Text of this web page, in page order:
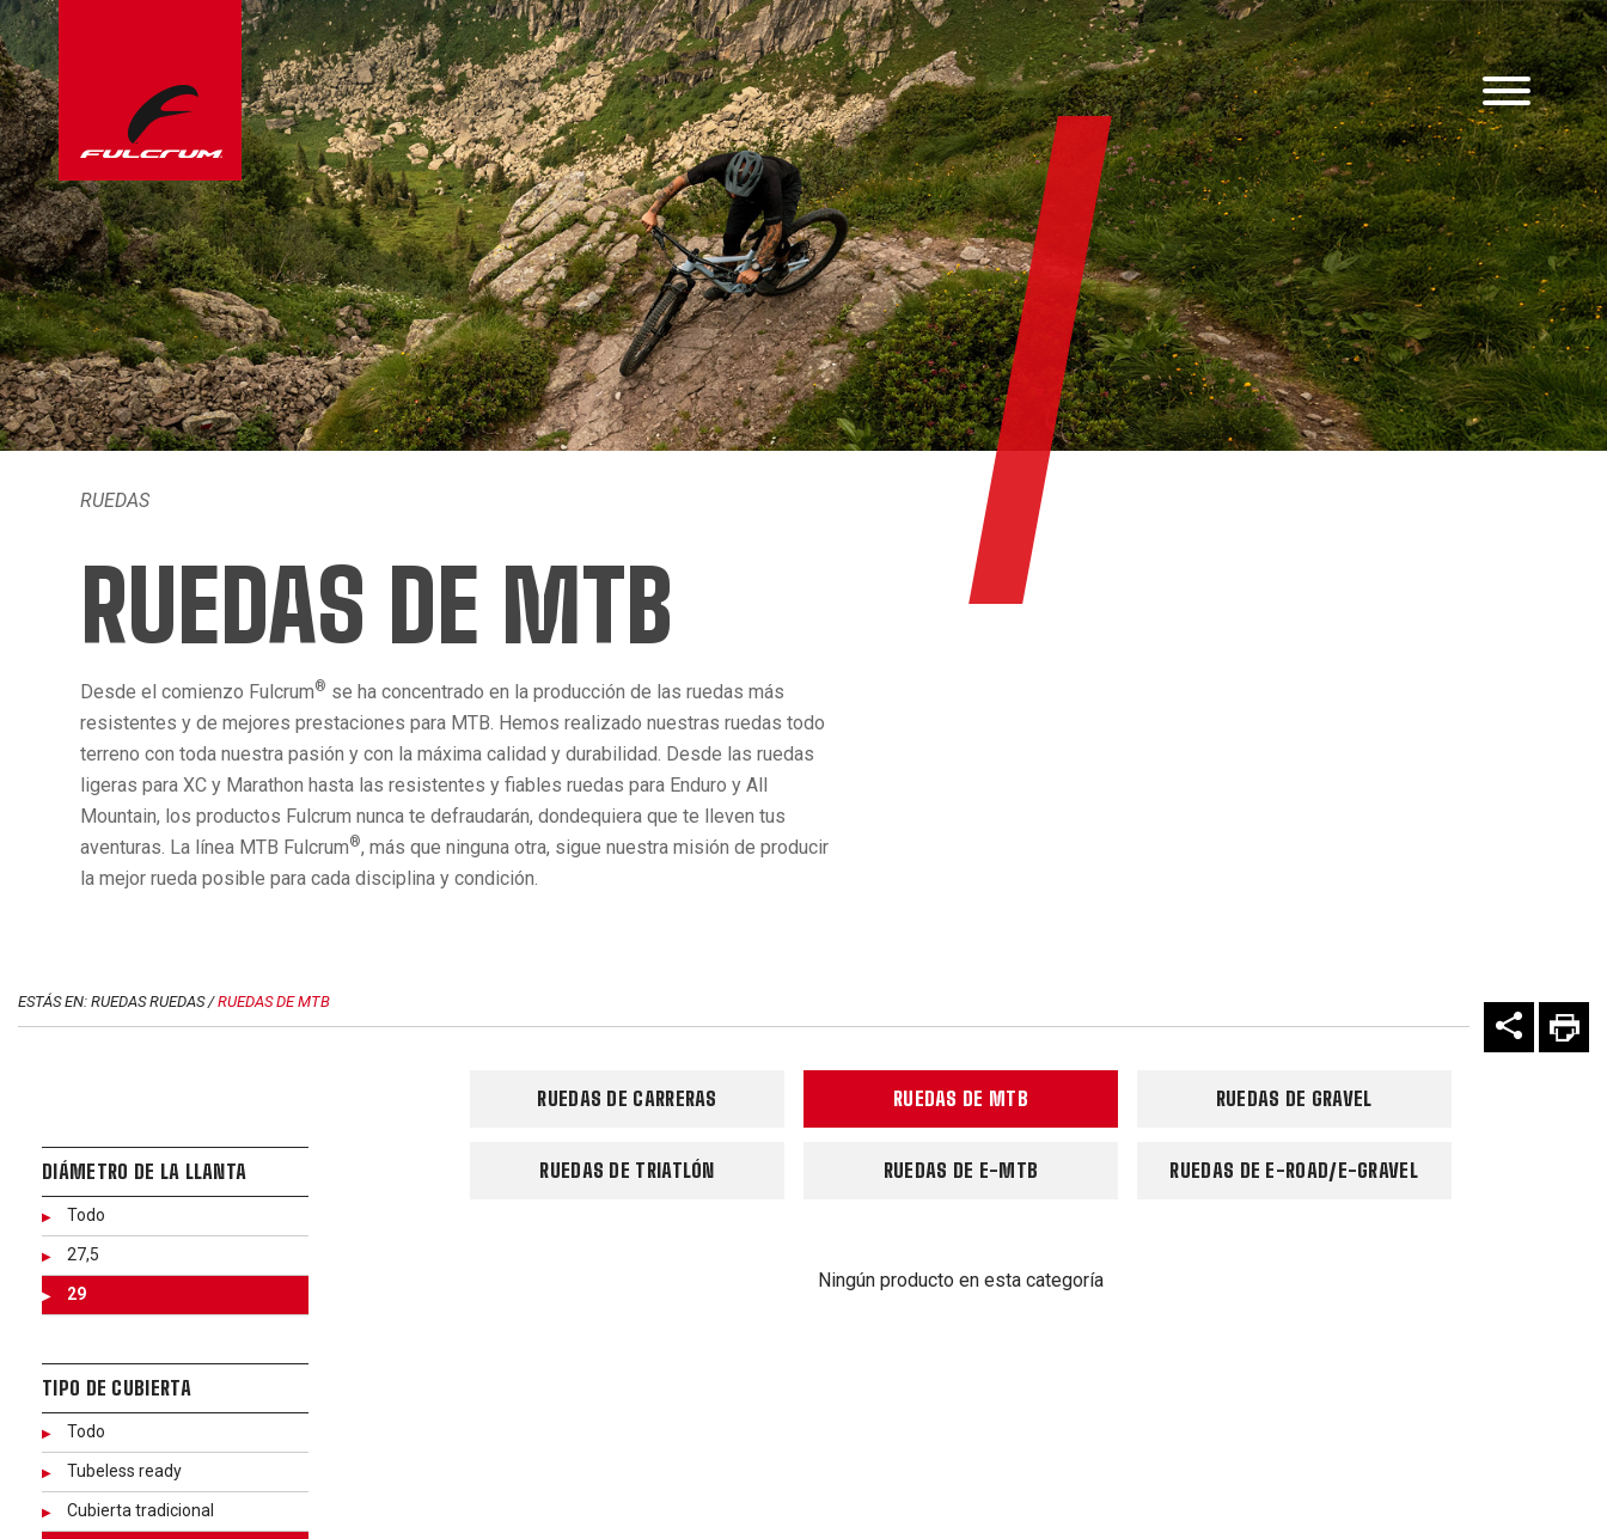
RUEDAS
RUEDAS DE MTB
Desde el comienzo Fulcrum® se ha concentrado en la producción de las ruedas más
resistentes y de mejores prestaciones para MTB. Hemos realizado nuestras ruedas todo
terreno con toda nuestra pasión y con la máxima calidad y durabilidad. Desde las ruedas
ligeras para XC y Marathon hasta las resistentes y fiables ruedas para Enduro y All
Mountain, los productos Fulcrum nunca te defraudarán, dondequiera que te lleven tus
aventuras. La línea MTB Fulcrum®, más que ninguna otra, sigue nuestra misión de producir
la mejor rueda posible para cada disciplina y condición.
ESTÁS EN: RUEDAS RUEDAS /RUEDAS DE MTB
DIÁMETRO DE LA LLANTA
Todo
27,5
29
TIPO DE CUBIERTA
Todo
Tubeless ready
Cubierta tradicional
RUEDAS DE CARRERAS RUEDAS DE MTB RUEDAS DE GRAVEL
RUEDAS DE TRIATLÓN RUEDAS DE E-MTB RUEDAS DE E-ROAD/E-GRAVEL
Ningún producto en esta categoría